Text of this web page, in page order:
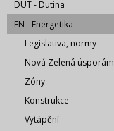
DUT - Dutina
EN - Energetika
Legislativa, normy
Nová Zelená úsporám
Zóny
Konstrukce
Vytápění